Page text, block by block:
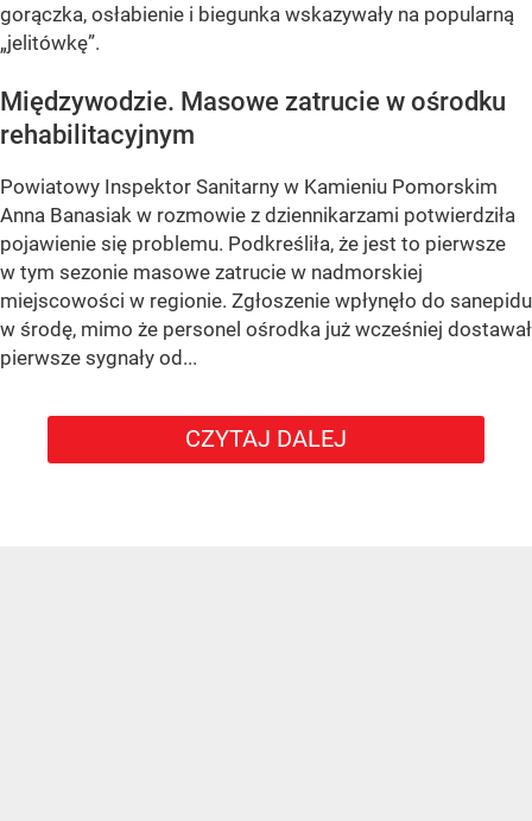
gorączka, osłabienie i biegunka wskazywały na popularną
„jelitówkę”.
Międzywodzie. Masowe zatrucie w ośrodku
rehabilitacyjnym
Powiatowy Inspektor Sanitarny w Kamieniu Pomorskim
Anna Banasiak w rozmowie z dziennikarzami potwierdziła
pojawienie się problemu. Podkreśliła, że jest to pierwsze
w tym sezonie masowe zatrucie w nadmorskiej
miejscowości w regionie. Zgłoszenie wpłynęło do sanepidu
w środę, mimo że personel ośrodka już wcześniej dostawał
pierwsze sygnały od...
CZYTAJ DALEJ